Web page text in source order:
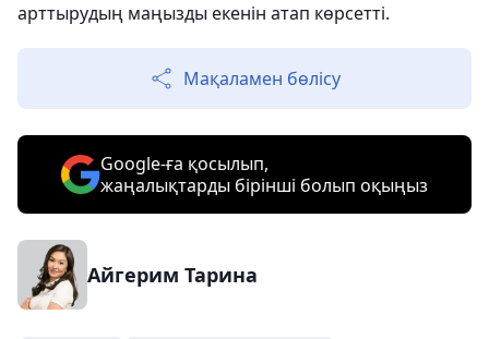
арттырудың маңызды екенін атап көрсетті.
Мақаламен бөлісу
Google-ға қосылып,
жаңалықтарды бірінші болып оқыңыз
Айгерим Тарина